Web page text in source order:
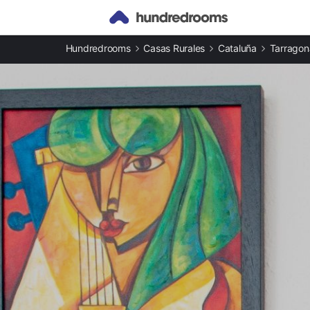
Casas rurales en Alcover
Apartamentos en Alcover
Hundredrooms Casas Rurales Cataluña